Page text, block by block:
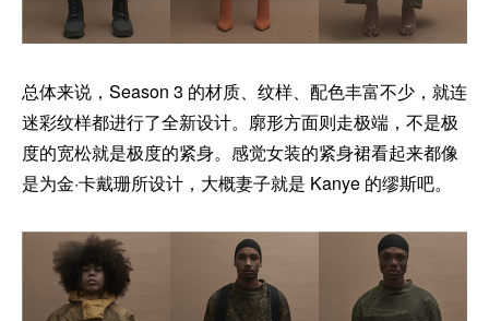
总体来说，Season 3 的材质、纹样、配色丰富不少，就连
迷彩纹样都进行了全新设计。廓形方面则走极端，不是极
度的宽松就是极度的紧身。感觉女装的紧身裙看起来都像
是为金·卡戴珊所设计，大概妻子就是 Kanye 的缪斯吧。